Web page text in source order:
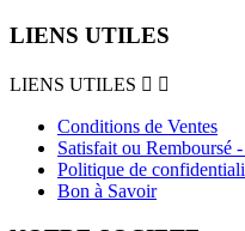
LIENS UTILES
LIENS UTILES  
Conditions de Ventes
Satisfait ou Remboursé
Politique de
Bon à Savoir